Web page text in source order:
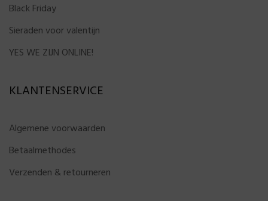
Black Friday
Sieraden voor valentijn
YES WE ZIJN ONLINE!
KLANTENSERVICE
Algemene voorwaarden
Betaalmethodes
Verzenden & retourneren